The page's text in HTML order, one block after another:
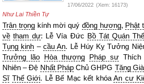
17/06/2022 (Xem: 16173)
Như Lai Thiền Tự
Trân trọngkính mời quý đồng hương, Phật
về tham dự: Lễ Vía Đức Bồ Tát Quán
Tụng kinh – cầu An. Lễ Húy Kỵ Tưởng
Trưởng lão
Hòa thượng Pháp sư Thích
Nhiên – Đệ Nhất PhápChủ GHPG Tăng Già
Sĩ Thế Giới. Lễ Bế Mạc kết khóaAn cư